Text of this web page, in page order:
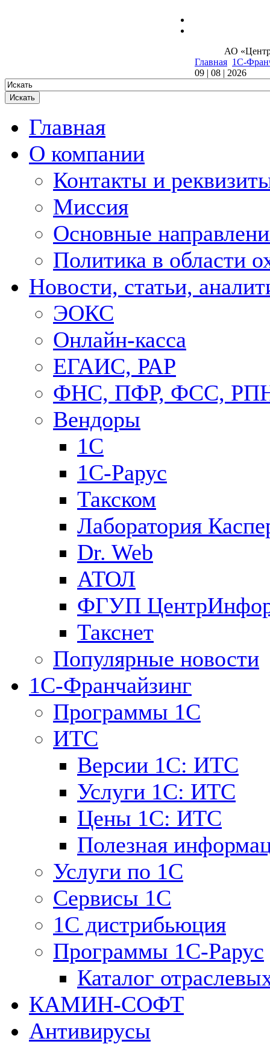
АО
Главная 1С-
09 | 08 | 2026
Главная
О компании
Контакты и
Миссия
Основные
Политика в области
Новости, статьи,
ЭОКС
Онлайн-касса
ЕГАИС, РАР
ФНС, ПФР, ФСС,
Вендоры
1С
1C-Рарус
Такском
Лаборатория
Dr. Web
АТОЛ
ФГУП
Такснет
Популярные новости
1С-Франчайзинг
Программы 1С
ИТС
Версии 1С: ИТС
Услуги 1С: ИТС
Цены 1С: ИТС
Полезная
Услуги по 1С
Сервисы 1С
1С дистрибьюция
Программы 1С-Рарус
Каталог
КАМИН-СОФТ
Антивирусы